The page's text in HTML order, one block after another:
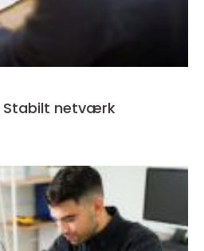
Stabilt netværk